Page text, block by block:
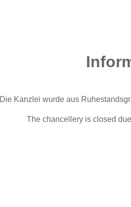
Die Kanzlei wurde aus
The chancellery is closed